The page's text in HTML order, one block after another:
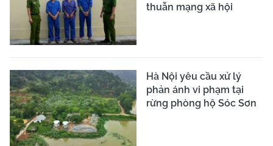
thuẫn mạng xã hội
Hà Nội yêu cầu xử lý
phản ánh vi phạm tại
rừng phòng hộ Sóc Sơn